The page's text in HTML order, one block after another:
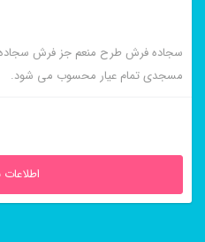
سجاده فرش طرح منعم جز فرش
مسجدی تمام عیار محسوب می شود.
اطلاعات